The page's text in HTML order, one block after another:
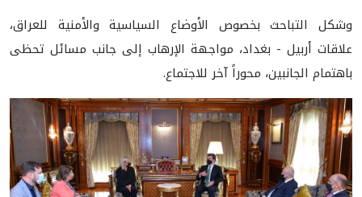
وشكل التباحث بخصوص الأوضاع السياسية والأمنية للعراق،
علاقات أربيل - بغداد، مواجهة الإرهاب إلى جانب مسائل تحظى
باهتمام الجانبين، محوراً آخر للاجتماع.